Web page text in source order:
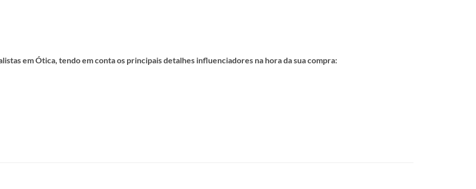
em Ótica, tendo em conta os principais detalhes influenciadores na hora da sua compra: